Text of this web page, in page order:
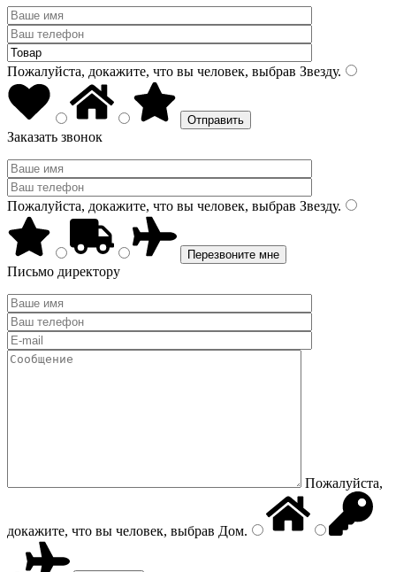
Пожалуйста, докажите, что вы человек, выбрав Звезду.
Заказать звонок
Пожалуйста, докажите, что вы человек, выбрав Звезду.
Письмо директору
Пожалуйста,
докажите, что вы человек, выбрав Дом.